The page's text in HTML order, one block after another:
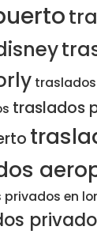
traslados
en